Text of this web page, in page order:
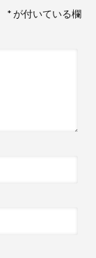
*が付いている欄